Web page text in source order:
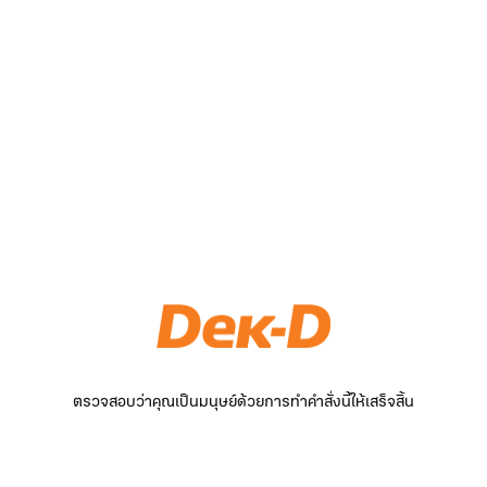
ตรวจสอบว่าคุณเป็นมนุษย์ด้วยการทำคำสั่งนี้ให้เสร็จสิ้น